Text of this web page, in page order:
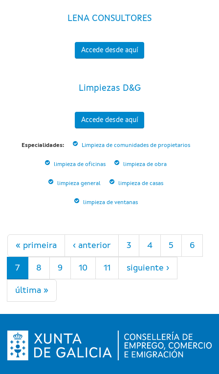
LENA CONSULTORES
Accede desde aquí
Limpiezas D&G
Accede desde aquí
Especialidades: Limpieza de comunidades de propietarios
limpieza de oficinas limpieza de obra
limpieza general limpieza de casas
limpieza de ventanas
Páginas
« primeira ‹ anterior 3 4 5 6
7 8 9 10 11 siguiente ›
última »